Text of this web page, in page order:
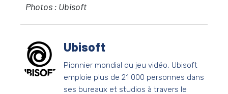
Photos : Ubisoft
Ubisoft
Pionnier mondial du jeu vidéo, Ubisoft
emploie plus de 21 000 personnes dans
ses bureaux et studios à travers le